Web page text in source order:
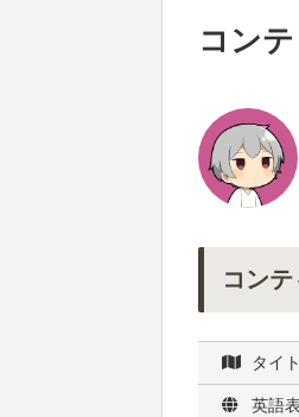
コン
コン
タイ
英語